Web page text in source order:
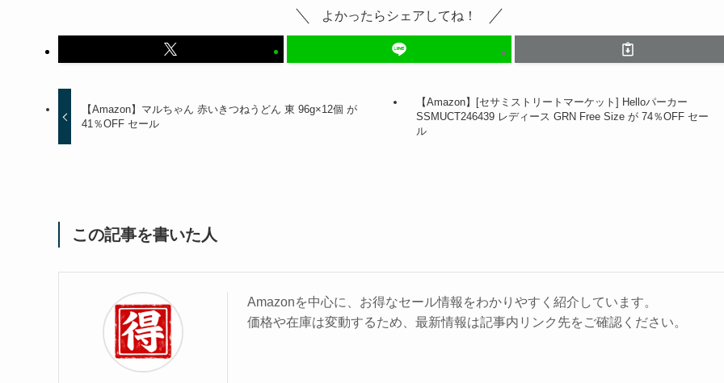
よかったらシェアしてね！
【Amazon】マルちゃん 赤いきつねうどん 東 96g×12個 が
41％OFF セール
【Amazon】[セサミストリートマーケット] Helloパーカー
SSMUCT246439 レディース GRN Free Size が 74％OFF セー
ル
この記事を書いた人
Amazonを中心に、お得なセール情報をわかりやすく紹介しています。
価格や在庫は変動するため、最新情報は記事内リンク先をご確認ください。